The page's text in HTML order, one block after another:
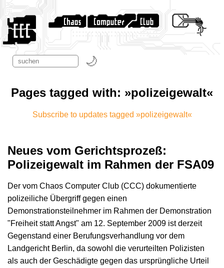
Pages tagged with: »polizeigewalt«
Subscribe to updates tagged »polizeigewalt«
Neues vom Gerichtsprozeß:
Polizeigewalt im Rahmen der FSA09
Der vom Chaos Computer Club (CCC) dokumentierte
polizeiliche Übergriff gegen einen
Demonstrationsteilnehmer im Rahmen der Demonstration
"Freiheit statt Angst" am 12. September 2009 ist derzeit
Gegenstand einer Berufungsverhandlung vor dem
Landgericht Berlin, da sowohl die verurteilten Polizisten
als auch der Geschädigte gegen das ursprüngliche Urteil